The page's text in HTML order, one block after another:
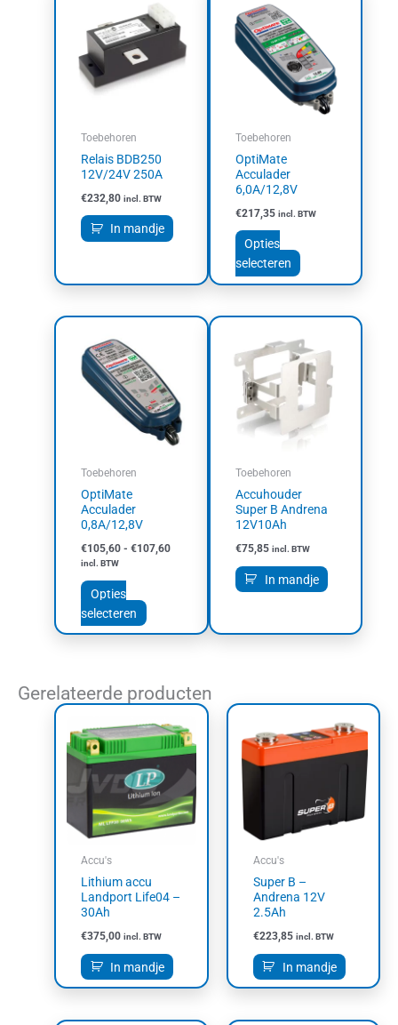
Toebehoren
Relais BDB250
12V/24V 250A
€232,80 incl. BTW
In mandje
Toebehoren
OptiMate
Acculader
6,0A/12,8V
€217,35 incl. BTW
Opties
selecteren
heeft
meerdere
variaties.
Deze
optie
Toebehoren
OptiMate
Acculader
0,8A/12,8V
€105,60 - €107,60
Prijsklasse:
incl. BTW
Opties
selecteren
heeft
meerdere
variaties.
Deze
optie
de
Toebehoren
Accuhouder
Super B Andrena
12V10Ah
€75,85 incl. BTW
In mandje
Gerelateerde producten
Accu's
Lithium accu
Landport Life04 –
30Ah
€375,00 incl. BTW
In mandje
Accu's
Super B –
Andrena 12V
2.5Ah
€223,85 incl. BTW
In mandje